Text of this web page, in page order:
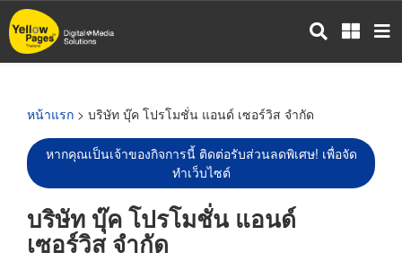
ข้าม
ไป
หน้าแรก > บริษัท บุ๊ค โปรโมชั่น แอนด์ เซอร์วิส จำกัด
หากคุณเป็นเจ้าของกิจการนี้ ติดต่อรับส่วนลดพิเศษ! เพื่อจัด
ทำเว็บไซต์
บริษัท บุ๊ค โปรโมชั่น แอนด์
เซอร์วิส จำกัด